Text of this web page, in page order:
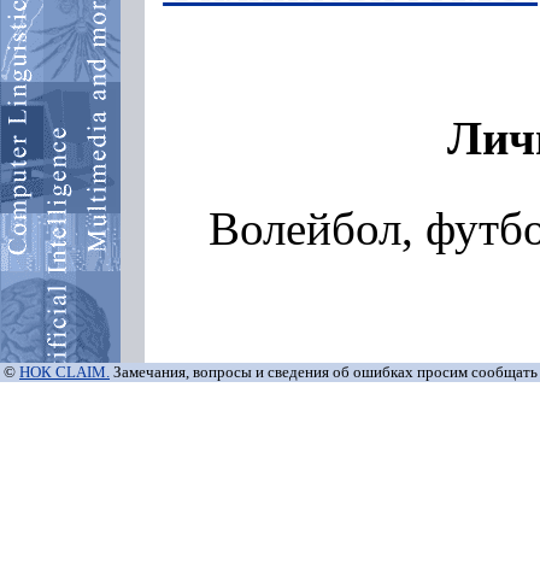
Волейбол,
© НОК CLAIM. Замечания, вопросы и сведения об ошибках просим